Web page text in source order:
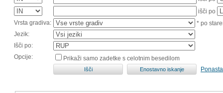
išči po
Vrsta gradiva:
* po
Jezik:
Išči po:
Opcije:
Prikaži samo zadetke s celotnim besedilom